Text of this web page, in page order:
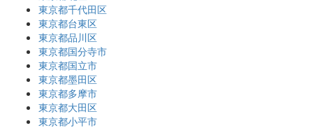
東京都千代田区
東京都台東区
東京都品川区
東京都国分寺市
東京都国立市
東京都墨田区
東京都多摩市
東京都大田区
東京都小平市